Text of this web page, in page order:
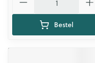
Bestel